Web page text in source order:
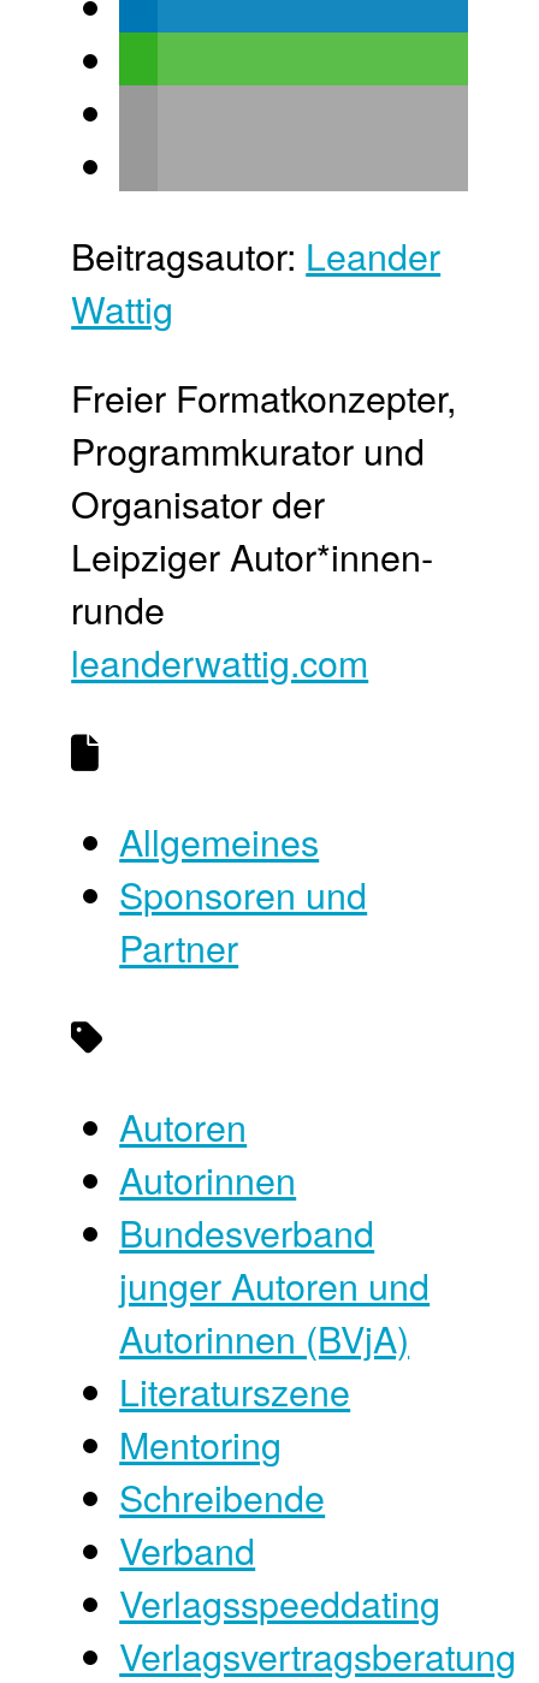
Beitragsautor: Leander
Wattig
Freier Format­konzepter,
Programm­kurator und
Organisator der
Leipziger Autor*innen­
runde
leanderwattig.com
Allgemeines
Sponsoren und
Partner
Autoren
Autorinnen
Bundesverband
junger Autoren und
Autorinnen (BVjA)
Literaturszene
Mentoring
Schreibende
Verband
Verlagsspeeddating
Verlagsvertragsberatung